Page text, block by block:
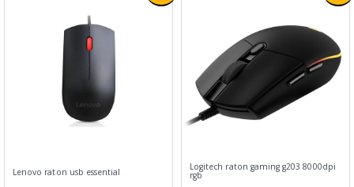
Lenovo raton usb essential Logitech raton gaming g203 8000dpi
rgb